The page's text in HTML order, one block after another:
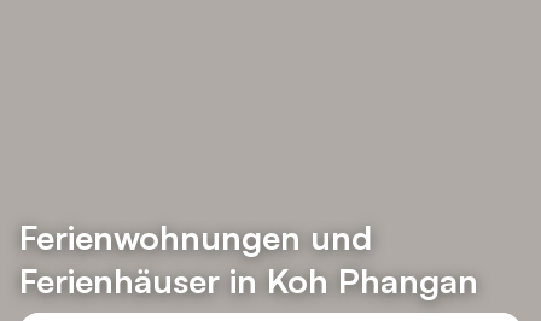
Ferienwohnungen und
Ferienhäuser in Koh Phangan